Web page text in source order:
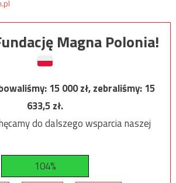
Magna Polonia!
15 000zł, zebraliśmy:15
633,5zł.
do dalszego wsparcia naszej
104%